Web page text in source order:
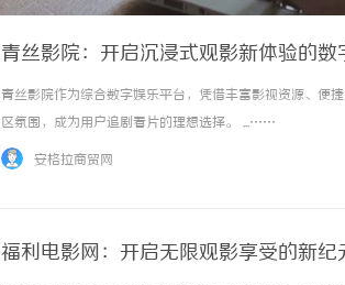
青丝影院：开启沉浸式观影新体验的数
青丝影院作为综合数字娱乐平台，凭借丰富影视资源、便
区氛围，成为用户追剧看片的理想选择。 ...……
安格拉商贸网
福利电影网：开启无限观影享受的新纪